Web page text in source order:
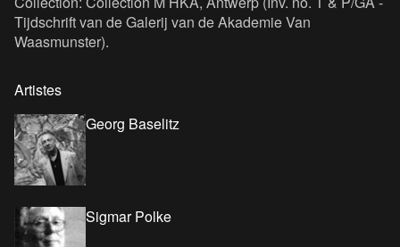
Tijdschrift van de Galerij van de Akademie Van
Waasmunster).
Artistes
Georg Baselitz
Sigmar Polke